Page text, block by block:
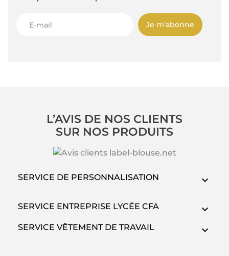
Je m’abonne
L’AVIS DE NOS CLIENTS
SUR NOS PRODUITS
SERVICE DE PERSONNALISATION
SERVICE ENTREPRISE LYCÉE CFA
SERVICE VÊTEMENT DE TRAVAIL